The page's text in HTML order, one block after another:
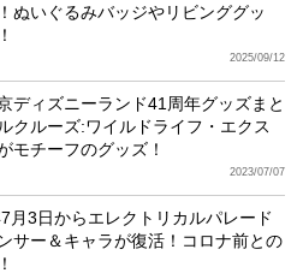
ぬいぐるみバッジやリビンググッ
2025/09/12
ディズニーランド41周年グッズまと
クルーズ:ワイルドライフ・エクス
モチーフのグッズ！
2023/07/07
7月3日からエレクトリカルパレード
サー＆キャラが復活！コロナ前との